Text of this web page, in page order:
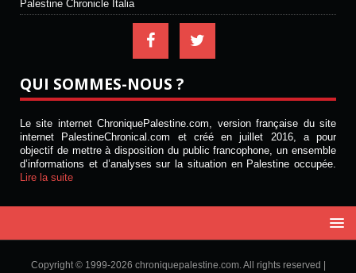
Palestine Chronicle Italia
QUI SOMMES-NOUS ?
Le site internet ChroniquePalestine.com, version française du site
internet PalestineChronical.com et créé en juillet 2016, a pour
objectif de mettre à disposition du public francophone, un ensemble
d’informations et d’analyses sur la situation en Palestine occupée.
Lire la suite
Copyright © 1999-2026 chroniquepalestine.com. All rights reserved |